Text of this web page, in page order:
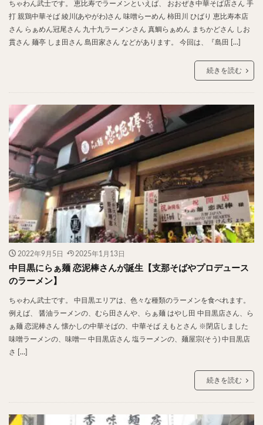
ちゃわん武士です。 恵比寿でラーメンといえば、 おおぜき中華そば店さん 手
打 親鶏中華そば 綾川(あやがわ)さん 味噌らーめん 柿田川 ひばり 恵比寿本店
さん らぁめん冠尾さん 九十九ラーメンさん 真鯛らぁめん まちかどさん しお
貫さん 麺亭 しま田さん 島田家さん などがあります。 今回は、『島田 […]
続きを読む
2022年9月5日 2025年1月13日
中目黒にらぁ麺 恋泥棒さんが誕生【支那そばやプロデュース
のラーメン】
ちゃわん武士です。 中目黒エリアは、色々な種類のラーメンを食べれます。
例えば、 醤油ラーメンの、むら田さんや、らぁ麺 はやし田 中目黒店さん、ら
ぁ麺 恋泥棒さん 懐かしの中華そばの、中華そば えもとさん ※閉店しました
味噌ラーメンの、味噌一 中目黒店さん 塩ラーメンの、麺屋宗(そう) 中目黒店
さ […]
続きを読む